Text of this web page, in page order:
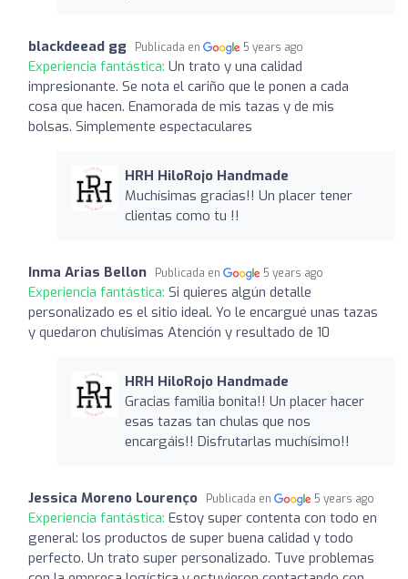
blackdeead gg Publicada en 5 years ago
Experiencia fantástica: Un trato y una calidad
impresionante. Se nota el cariño que le ponen a cada
cosa que hacen. Enamorada de mis tazas y de mis
bolsas. Simplemente espectaculares
HRH HiloRojo Handmade
Muchísimas gracias!! Un placer tener
clientas como tu !!
Inma Arias Bellon Publicada en 5 years ago
Experiencia fantástica: Si quieres algún detalle
personalizado es el sitio ideal. Yo le encargué unas tazas
y quedaron chulísimas Atención y resultado de 10
HRH HiloRojo Handmade
Gracias familia bonita!! Un placer hacer
esas tazas tan chulas que nos
encargáis!! Disfrutarlas muchísimo!!
Jessica Moreno Lourenço Publicada en 5 years ago
Experiencia fantástica: Estoy super contenta con todo en
general: los productos de super buena calidad y todo
perfecto. Un trato super personalizado. Tuve problemas